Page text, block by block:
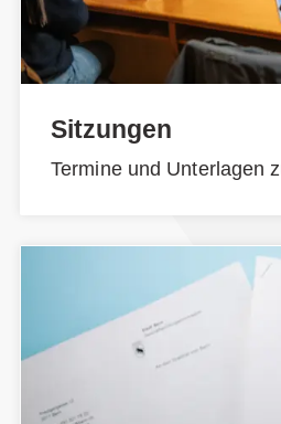
Sitzungen
Termine und Unterlagen